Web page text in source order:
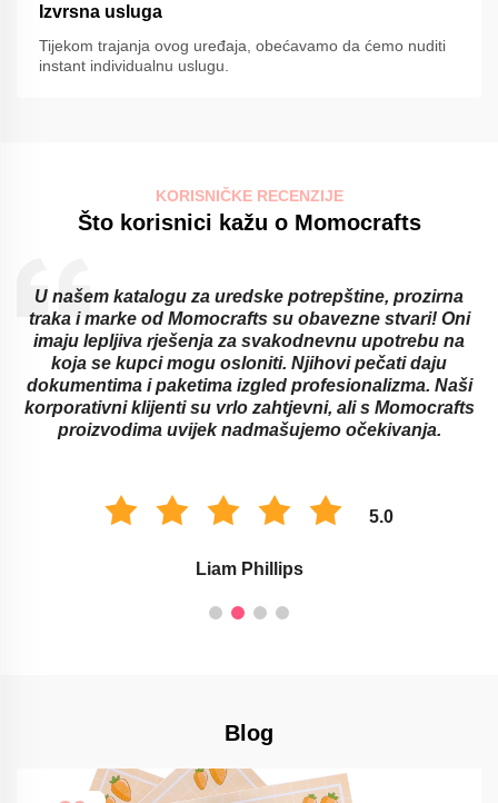
Izvrsna usluga
Tijekom trajanja ovog uređaja, obećavamo da ćemo nuditi
instant individualnu uslugu.
KORISNIČKE RECENZIJE
Što korisnici kažu o Momocrafts
U našem katalogu za uredske potrepštine, prozirna
traka i marke od Momocrafts su obavezne stvari! Oni
imaju lepljiva rješenja za svakodnevnu upotrebu na
koja se kupci mogu osloniti. Njihovi pečati daju
dokumentima i paketima izgled profesionalizma. Naši
korporativni klijenti su vrlo zahtjevni, ali s Momocrafts
proizvodima uvijek nadmašujemo očekivanja.
5.0
Liam Phillips
Blog